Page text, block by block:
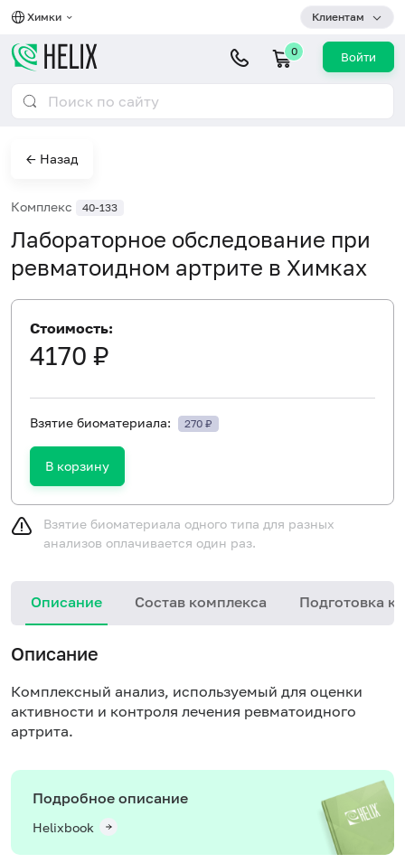
Химки Клиентам
0 Войти
← Назад
Комплекс 40-133
Лабораторное обследование при
ревматоидном артрите в Химках
Стоимость:
4170 ₽
Взятие биоматериала: 270 ₽
В корзину
Взятие биоматериала одного типа для разных
анализов оплачивается один раз.
Описание Состав комплекса Подготовка к
Описание
Комплексный анализ, используемый для оценки
активности и контроля лечения ревматоидного
артрита.
Подробное описание
Helixbook